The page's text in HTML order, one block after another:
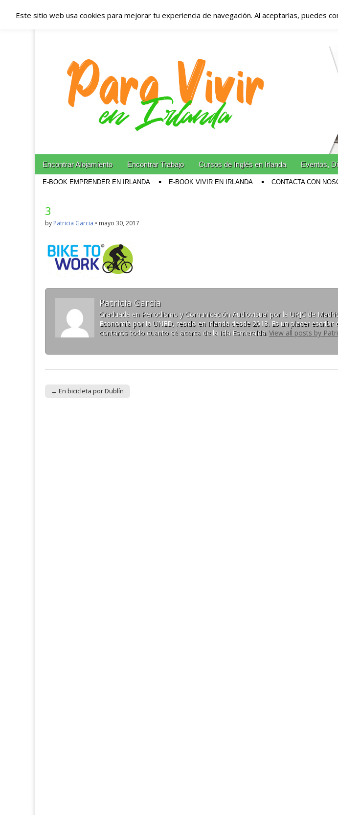
Españoles en Irlanda –
Irlanda – Alojamiento en
Blog dedicado a los que viven, estudian y trabajan en Irlanda!
Main menu
Skip to content
Encontrar Alojamiento Encontrar Trabajo Cursos de Inglés en Irlanda Eventos,
E-BOOK EMPRENDER EN IRLANDA E-BOOK VIVIR EN IRLANDA CONTACTA CON
3
by Patricia Garcia • mayo 30, 2017
Patricia Garcia
Graduada en Periodismo y Comunicación Audiovisual por la URJC de
Economía por la UNED, resido en Irlanda desde 2013. Es un placer
contaros todo cuanto sé acerca de la isla Esmeralda! View all posts by
← En bicicleta por Dublín
Este sitio web usa cookies para mejorar tu experiencia de navegación. Al aceptarlas, puedes